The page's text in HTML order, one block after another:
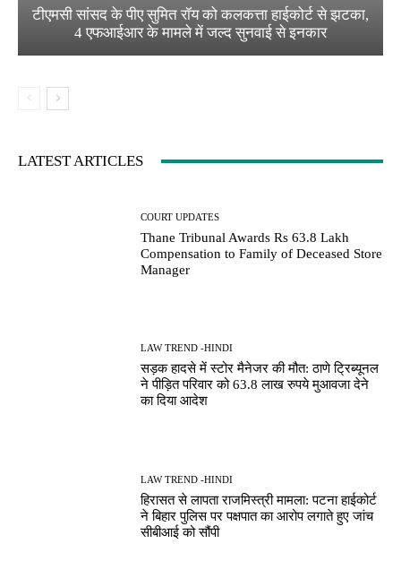
टीएमसी सांसद के पीए सुमित रॉय को कलकत्ता हाईकोर्ट से झटका,
4 एफआईआर के मामले में जल्द सुनवाई से इनकार
LATEST ARTICLES
COURT UPDATES
Thane Tribunal Awards Rs 63.8 Lakh
Compensation to Family of Deceased Store
Manager
LAW TREND -HINDI
सड़क हादसे में स्टोर मैनेजर की मौत: ठाणे ट्रिब्यूनल
ने पीड़ित परिवार को 63.8 लाख रुपये मुआवजा देने
का दिया आदेश
LAW TREND -HINDI
हिरासत से लापता राजमिस्त्री मामला: पटना हाईकोर्ट
ने बिहार पुलिस पर पक्षपात का आरोप लगाते हुए जांच
सीबीआई को सौंपी